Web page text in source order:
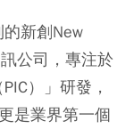
新創New
公司，專注於
）」研發，
是業界第一個